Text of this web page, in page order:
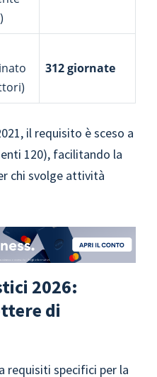
312 giornate
il requisito è sceso a
120), facilitando la
chi svolge attività
2026:
di
requisiti specifici per la